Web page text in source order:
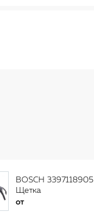
BOSCH 3397118905
Щетка
стеклоочистителя
от